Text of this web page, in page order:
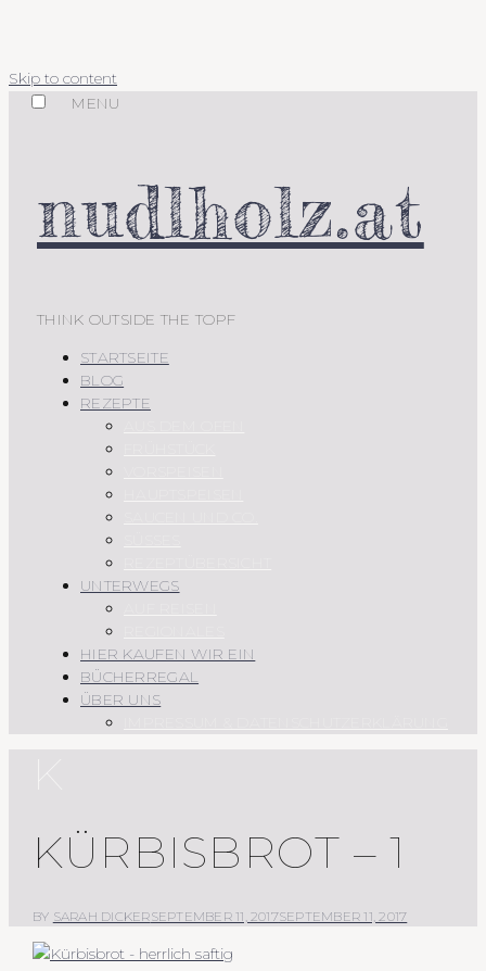
Skip to content
MENU
nudlholz.at
THINK OUTSIDE THE TOPF
STARTSEITE
BLOG
REZEPTE
UNTERWEGS
HIER KAUFEN WIR EIN
BÜCHERREGAL
ÜBER UNS
KÜRBISBROT – 1
BY SARAH DICKERSEPTEMBER 11, 2017SEPTEMBER 11, 2017